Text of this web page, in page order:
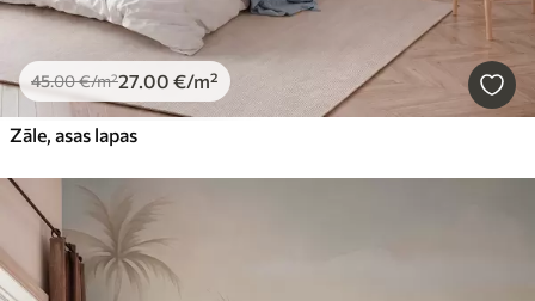
45.00€/m²27 .00 €/m²
Zāle, asas lapas